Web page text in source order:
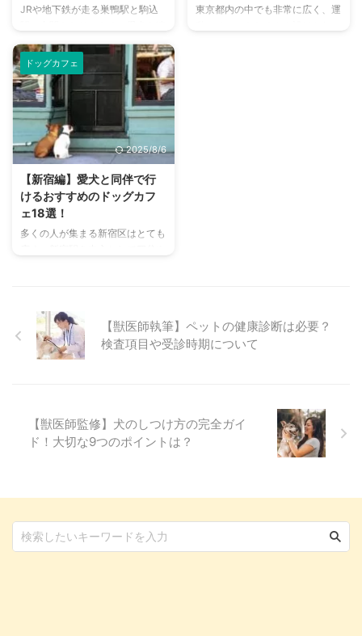
JRや地下鉄が走る巣鴨駅と駒込
れて行けるカフェ「サクラテラ
ス」は近隣に住む人たちを中心に
賑わうお店。 スタッフはみんな
無類の犬好き。人だけでなくわん
こも、厚いおもてなしで歓迎して
くれます。 店主が刺繍作家とい
うこともあり店内はかわいいも
の、きれいなものであふれていま
す。フードやドリンク、器もセン
スが光るお店で、ゆっくりくつろ
いできました。 各線巣鴨駅と駒
込駅が最寄り駅。近隣には東京を
代表する温泉も JR山手線、都営
東京都内の中でも非常に広く、運
ドッグカフェ
2025/8/6
【新宿編】愛犬と同伴で行
けるおすすめのドッグカフ
ェ18選！
多くの人が集まる新宿区はとても
が非常によい土地柄は、遊ぶのに
もぴったりの場所です。 そこで
今回は新宿区にお出かけする際、
愛犬同伴OKとされているドッグ
ね。 この記事の結論 新宿であっ
ても愛犬同伴OKのカフェは多
【獣医師執筆】ペットの健康診断は必要？
検査項目や受診時期について
【獣医師監修】犬のしつけ方の完全ガイ
ド！大切な9つのポイントは？